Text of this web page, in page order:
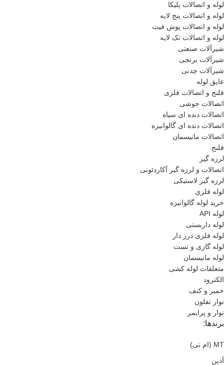
لوله و اتصالات پلیکا
لوله و اتصالات پنج لایه
لوله و اتصالات پوش فیت
لوله و اتصالات تک لایه
شیرآلات صنعتی
شیرآلات برنجی
شیرآلات چدنی
عایق لوله
فلنج و اتصالات فلزی
اتصالات جوشی
اتصالات دنده ای سیاه
اتصالات دنده ای گالوانیزه
اتصالات مانیسمان
فلنج
لرزه گیر
اتصالات و لرزه گیر آکاردئونی
لرزه گیر لاستیکی
لوله فلزی
خرید لوله گالوانیزه
لوله API
لوله داربستی
لوله فلزی درز دار
لوله گازی و تست
لوله مانیسمان
متعلقات لوله کشی
الکترود
خمیر و کنف
نوار تفلون
نوار و پرایمر
برندها:
MT (ام تی)
آذین